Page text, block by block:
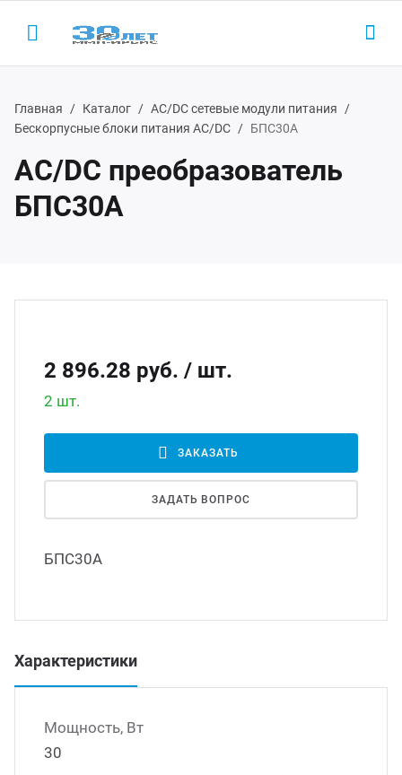
Назад
ООО "ИРБИС-5"
модули питания
DC преобразователи
AC инверторы
преобразователи
Назад
Главная Каталог
AC/DC сетевые модули питания
Бескорпусные блоки питания AC/DC
БПС30А
AC/DC преобразователь
БПС30А
2 896.28 руб. / шт.
2 шт.
ЗАКАЗАТЬ
ЗАДАТЬ ВОПРОС
БПС30А
Характеристики
Мощность, Вт
30